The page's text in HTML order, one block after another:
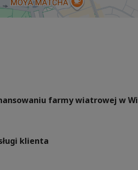
farmy wiatrowej w
klienta